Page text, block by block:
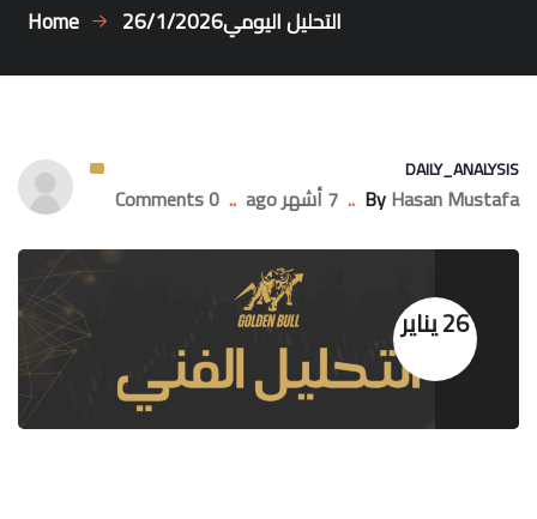
Home التحليل اليومي26/1/2026
DAILY_ANALYSIS
ByHasan Mustafa
.. 7 أشهر ago ..
0 Comments
26 يناير